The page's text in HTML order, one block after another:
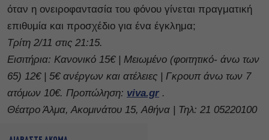
όταν η ονειροφαντασία του φόνου γίνεται πραγματική
επιθυμία και προσχέδιο για ένα έγκλημα;
Τρίτη 2/11 στις 21:15.
Εισιτήρια: Κανονικό 15€ | Μειωμένο (φοιτητικό- άνω των
65) 12€ | 5€ ανέργων και ατέλειες | Γκρουπ άνω των 7
ατόμων 10€. Προπώληση: viva.gr.
Θέατρο Άλμα, Ακομινάτου 15, Αθήνα | Τηλ: 21 05220100